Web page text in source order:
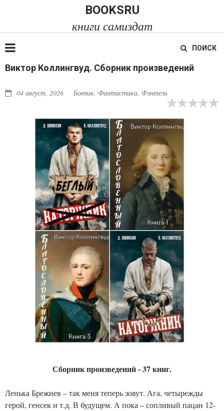
BOOKSRU
книги самиздат
ПОИСК
Виктор Коллингвуд. Сборник произведений
04 август, 2026 Боевик. Фантастика. Фэнтези
Сборник произведений - 37 книг.
Ленька Брежнев – так меня теперь зовут. Ага, четырежды
герой, генсек и т.д. В будущем. А пока – сопливый пацан 12-